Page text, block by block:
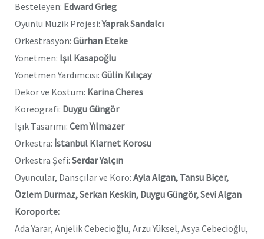
Besteleyen: Edward Grieg
Oyunlu Müzik Projesi:Yaprak Sandalcı
Orkestrasyon: Gürhan Eteke
Yönetmen: Işıl Kasapoğlu
Yönetmen Yardımcısı: Gülin Kılıçay
Dekor ve Kostüm: Karina Cheres
Koreografi: Duygu Güngör
Işık Tasarımı: Cem Yılmazer
Orkestra: İstanbul Klarnet Korosu
Orkestra Şefi: Serdar Yalçın
Oyuncular, Dansçılar ve Koro: Ayla Algan, Tansu Biçer,
Özlem Durmaz, Serkan Keskin, Duygu Güngör, Sevi Algan
Koroporte:
Ada Yarar, Anjelik Cebecioğlu, Arzu Yüksel, Asya Cebecioğlu,